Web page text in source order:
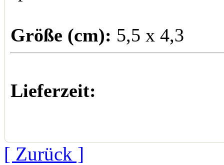
Größe (cm): 5,5 x 4,3
Lieferzeit:
[ Zurück ]